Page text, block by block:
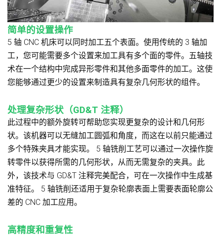
简单的设置操作
5 轴 CNC 机床可以同时加工五个表面。使用传统的 3 轴加
工，您可能需要多个设置来加工具有多个面的零件。五轴技
术在一个结构中完成异形零件和其他多面零件的加工。这使
您能够通过更少的设置来制造具有复杂几何形状的组件。
处理复杂形状（GD&T 注释）
此过程中的额外旋转可帮助您实现更复杂的设计和几何形
状。该机器可以无缝加工圆弧和角度，而这在以前只能通过
多个特殊夹具才能实现。 5 轴铣削工艺可以通过一次操作旋
转零件以获得所需的几何形状，从而无需复杂的夹具。此
外，该技术与 GD&T 注释完美配合，可在一次操作中生成基
准特征。 5 轴铣削还适用于复杂轮廓表面上需要表面轮廓公
差的 CNC 加工应用。
高精度和重复性